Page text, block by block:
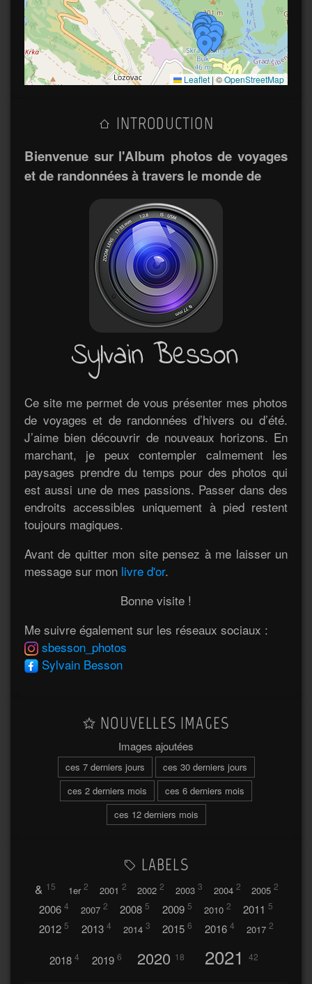
Leaflet | ©OpenStreetMap
INTRODUCTION
Bienvenue sur l'Album photos de voyages
et de randonnées à travers le monde de
Ce site me permet de vous présenter mes photos
de voyages et de randonnées d’hivers ou d’été.
J’aime bien découvrir de nouveaux horizons. En
marchant, je peux contempler calmement les
paysages prendre du temps pour des photos qui
est aussi une de mes passions. Passer dans des
endroits accessibles uniquement à pied restent
toujours magiques.
Avant de quitter mon site pensez à me laisser un
message sur mon livre d'or.
Bonne visite !
Me suivre également sur les réseaux sociaux :
sbesson_photos
Sylvain Besson
NOUVELLES IMAGES
Images ajoutées
ces 7 derniers jours
ces 30 derniers jours
ces 2 derniers mois
ces 6 derniers mois
ces 12 derniers mois
LABELS
& 15 1er 2 2001 2 2002 2 2003 3 2004 2 2005 2
2006 4 2007 2 2008 5 2009 5 2010 2 2011 5
2012 5 2013 4 2014 3 2015 6 2016 4 2017 2
2018 4 2019 6 2020 18 2021 42